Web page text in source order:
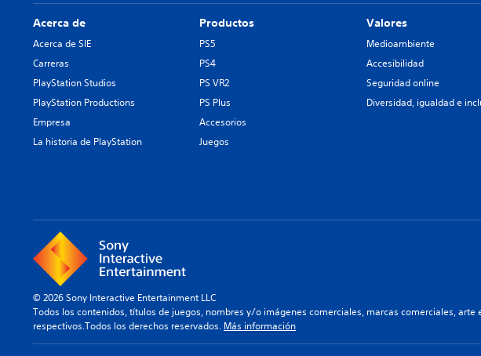
Acerca de
Acerca de SIE
Carreras
PlayStation Studios
PlayStation Productions
Empresa
La historia de PlayStation
Productos
PS5
PS4
PS VR2
PS Plus
Accesorios
Juegos
Valores
Medioambiente
Accesibilidad
Seguridad online
Diversidad, igualdad e
© 2026 Sony Interactive Entertainment LLC
Todos los contenidos, títulos de juegos, nombres y/o imágenes comerciales, marcas comerciales,
respectivos.Todos los derechos reservados. Más información